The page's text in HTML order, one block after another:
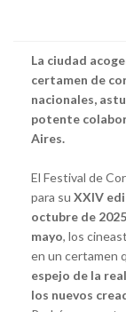
La ciudad
certamen de
nacionales,
potente
Aires.
El Festival de
para su XXIV
octubre de 2025
mayo, los
en un certamen
espejo de la
los nuevos